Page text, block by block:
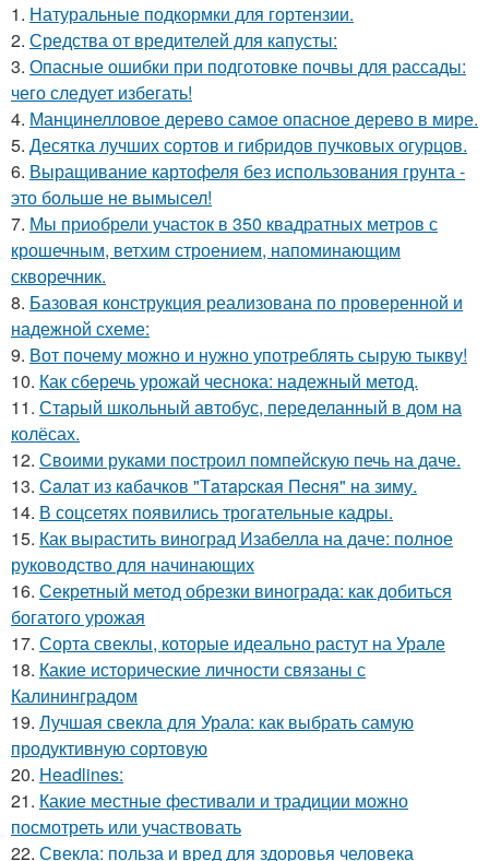
1. Натуральные подкормки для гортензии.
2. Средства от вредителей для капусты:
3. Опасные ошибки при подготовке почвы для рассады:
чего следует избегать!
4. Манцинелловое дерево самое опасное дерево в мире.
5. Десятка лучших сортов и гибридов пучковых огурцов.
6. Выращивание картофеля без использования грунта -
это больше не вымысел!
7. Мы приобрели участок в 350 квадратных метров с
крошечным, ветхим строением, напоминающим
скворечник.
8. Базовая конструкция реализована по проверенной и
надежной схеме:
9. Вот почему можно и нужно употреблять сырую тыкву!
10. Как сберечь урожай чеснока: надежный метод.
11. Старый школьный автобус, переделанный в дом на
колёсах.
12. Своими руками построил помпейскую печь на даче.
13. Caлaт из кaбaчкoв "Тaтapcкaя Пecня" нa зиму.
14. В соцсетях появились трогательные кадры.
15. Как вырастить виноград Изабелла на даче: полное
руководство для начинающих
16. Секретный метод обрезки винограда: как добиться
богатого урожая
17. Сорта свеклы, которые идеально растут на Урале
18. Какие исторические личности связаны с
Калининградом
19. Лучшая свекла для Урала: как выбрать самую
продуктивную сортовую
20. Headlines:
21. Какие местные фестивали и традиции можно
посмотреть или участвовать
22. Свекла: польза и вред для здоровья человека